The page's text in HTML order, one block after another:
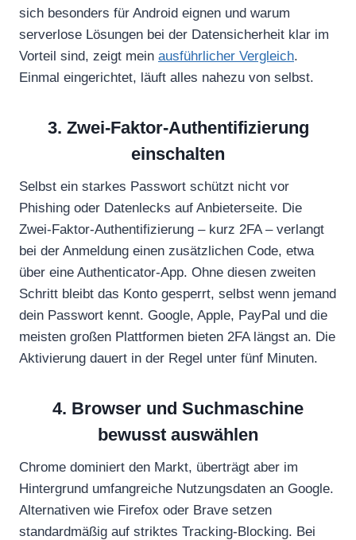
sich besonders für Android eignen und warum
serverlose Lösungen bei der Datensicherheit klar im
Vorteil sind, zeigt mein ausführlicher Vergleich.
Einmal eingerichtet, läuft alles nahezu von selbst.
3. Zwei-Faktor-Authentifizierung
einschalten
Selbst ein starkes Passwort schützt nicht vor
Phishing oder Datenlecks auf Anbieterseite. Die
Zwei-Faktor-Authentifizierung – kurz 2FA – verlangt
bei der Anmeldung einen zusätzlichen Code, etwa
über eine Authenticator-App. Ohne diesen zweiten
Schritt bleibt das Konto gesperrt, selbst wenn jemand
dein Passwort kennt. Google, Apple, PayPal und die
meisten großen Plattformen bieten 2FA längst an. Die
Aktivierung dauert in der Regel unter fünf Minuten.
4. Browser und Suchmaschine
bewusst auswählen
Chrome dominiert den Markt, überträgt aber im
Hintergrund umfangreiche Nutzungsdaten an Google.
Alternativen wie Firefox oder Brave setzen
standardmäßig auf striktes Tracking-Blocking. Bei